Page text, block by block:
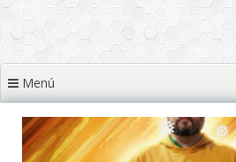
❅
Menú